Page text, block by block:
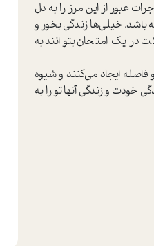
عبور از این مرز را به دل
باشد. خیلی‌ها زندگی بخور و
در يك امتحان بتوانند به
فاصله ایجاد می‌کنند و شیوه
خودت و زندگی آنها تو را به